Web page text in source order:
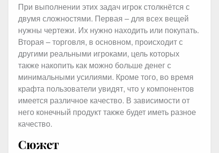
При выполнении этих задач игрок столкнётся с
двумя сложностями. Первая – для всех вещей
нужны чертежи. Их нужно находить или покупать.
Вторая – торговля, в основном, происходит с
другими реальными игроками, цель которых
также накопить как можно больше денег с
минимальными усилиями. Кроме того, во время
крафта пользователи увидят, что у компонентов
имеется различное качество. В зависимости от
него конечный продукт также будет иметь разное
качество.
Сюжет